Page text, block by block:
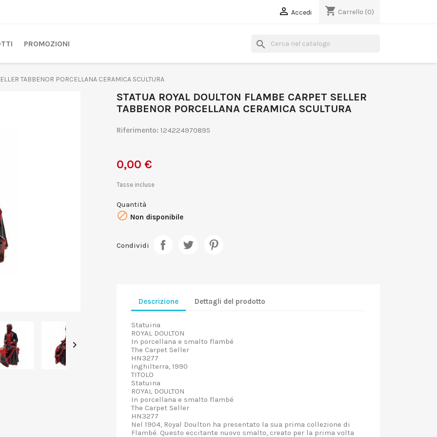
 Accedi shopping_cart Carrello (0)
PROMOZIONI search
TABBENOR PORCELLANA CERAMICA SCULTURA

STATUA ROYAL DOULTON FLAMBE CARPET SELLER
TABBENOR PORCELLANA CERAMICA SCULTURA
Riferimento: 124224970895
0,00 €
Tasse incluse
Quantità
 Non disponibile
Condividi
Descrizione Dettagli del prodotto
Statuina
ROYAL DOULTON
In porcellana e smalto flambé
The Carpet Seller
HN3277
Inghilterra, 1990
TITOLO
Statuina
ROYAL DOULTON
In porcellana e smalto flambé
The Carpet Seller
HN3277
Nel 1904, Royal Doulton ha presentato la sua prima collezione di
Flambé. Questo eccitante nuovo smalto, creato per la prima volta